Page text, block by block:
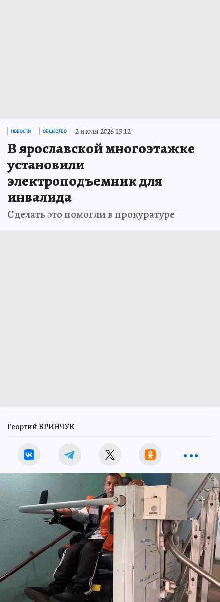
НОВОСТИ ОБЩЕСТВО 2 июля 2026 15:12
В ярославской многоэтажке
установили
электроподъемник для
инвалида
Сделать это помогли в прокуратуре
Георгий БРИНЧУК